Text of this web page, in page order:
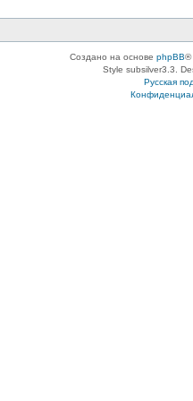
Создано на основе phpBB®
Style subsilver3.3.
Русская